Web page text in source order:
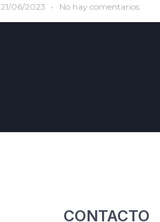
21/06/2023 No hay comentarios
CONTACTO